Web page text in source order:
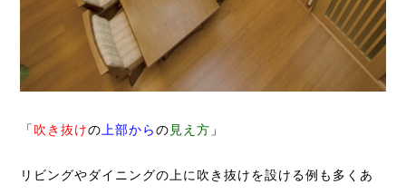
「 吹き抜けの上部からの 見え方 」
リビングやダイニングの上に吹き抜けを設ける例も多くあ